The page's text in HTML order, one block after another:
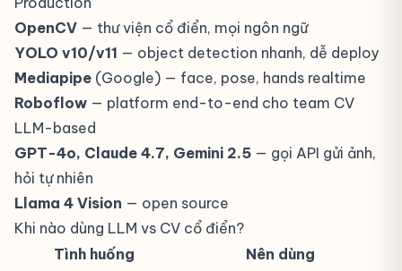
OpenCV — thư viện cổ điển, mọi ngôn ngữ
YOLO v10/v11 — object detection nhanh, dễ deploy
Mediapipe (Google) — face, pose, hands realtime
Roboflow — platform end-to-end cho team CV
LLM-based
GPT-4o, Claude 4.7, Gemini 2.5 — gọi API gửi ảnh,
hỏi tự nhiên
Llama 4 Vision — open source
Khi nào dùng LLM vs CV cổ điển?
Tình huống
Nên dùng